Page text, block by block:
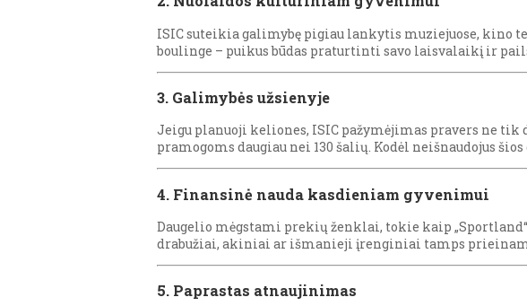
ISIC suteikia galimybę pigiau lankytis muziejuose, kino
boulinge – puikus būdas praturtinti savo laisvalaikį ir
3. Galimybės užsienyje
Jeigu planuoji keliones, ISIC pažymėjimas pravers ne
pramogoms daugiau nei 130 šalių. Kodėl neišnaudojus
4. Finansinė nauda kasdieniam gyvenimui
Daugelio mėgstami prekių ženklai, tokie kaip
drabužiai, akiniai ar išmanieji įrenginiai tamps
5. Paprastas atnaujinimas